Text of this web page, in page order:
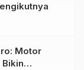
Motor
Bikin